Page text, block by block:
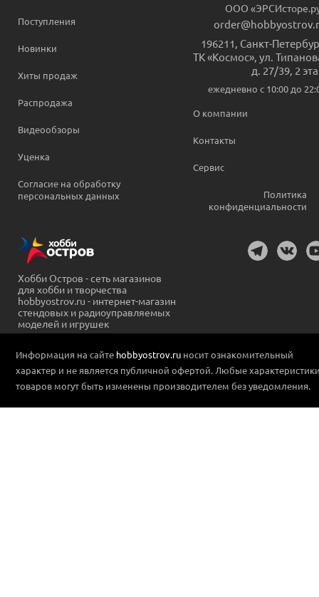
Поступления
Новинки
Хиты продаж
Распродажа
Видеообзоры
Уценка
Согласие на обработку
персональных данных
ООО
196211 Санкт-
ТК «Космос», ул.
д. 27/39, 2
ежедневно c 10:00 до
О компании
Контакты
Сервис
Политика
конфиденциальности
Хобби Остров - сеть магазинов
для хобби и творчества
hobbyostrov.ru - интернет-магазин
стендовых и радиоуправляемых
моделей и игрушек
Информация на сайте hobbyostrov.ru носит ознакомительный
характер и не является публичной офертой. Любые
товаров могут быть изменены производителем без уведомления.